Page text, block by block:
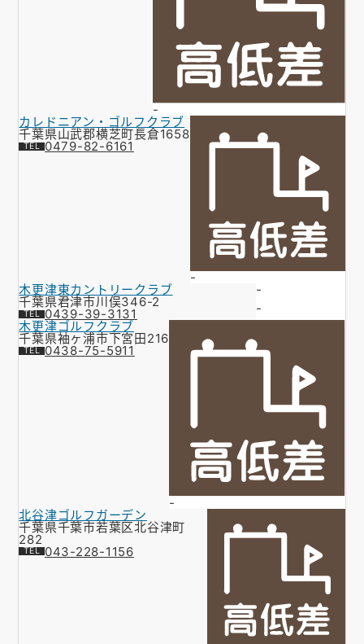
-
カレドニアン・ゴルフクラブ
千葉県山武郡横芝町長倉1658
0479-82-6161
-
木更津東カントリークラブ
千葉県君津市川俣346-2
0439-39-3131
-
-
木更津ゴルフクラブ
千葉県袖ヶ浦市下宮田216
0438-75-5911
-
北谷津ゴルフガーデン
千葉県千葉市若葉区北谷津町
282
043-228-1156